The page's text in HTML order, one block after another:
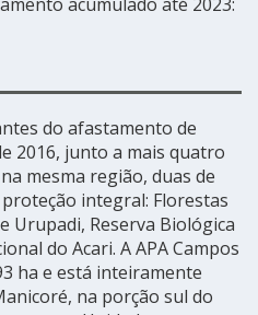
do afastamento de
2016, junto a mais quatro
mesma região, duas de
integral: Florestas
Urupadi, Reserva Biológica
do Acari. A APA Campos
ha e está inteiramente
na porção sul do